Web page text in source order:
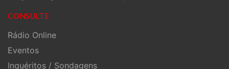
CONSULTE
Rádio Online
Eventos
Inquéritos / Sondagens